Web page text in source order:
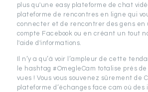
plus qu'une easy plateforme de chat
plateforme de rencontres en ligne qui
connecter et de rencontrer des gens en
compte Facebook ou en créant un tout
l'aide d'informations.
Il n’y a qu’à voir l’ampleur de cette
le hashtag #OmegleCam totalise près
vues ! Vous vous souvenez sûrement de
plateforme d’échanges face cam où